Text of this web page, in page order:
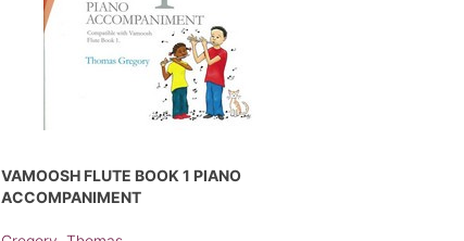
VAMOOSH FLUTE BOOK 1 PIANO
ACCOMPANIMENT